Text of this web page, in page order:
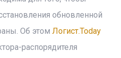
обновленной
Об этом Логист.Today
распорядителя